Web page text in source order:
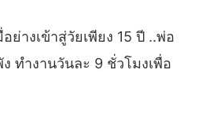
ย่างเข้าสู่วัยเพียง 15 ปี ..พ่อ
ทำงานวันละ 9 ชั่วโมงเพื่อ